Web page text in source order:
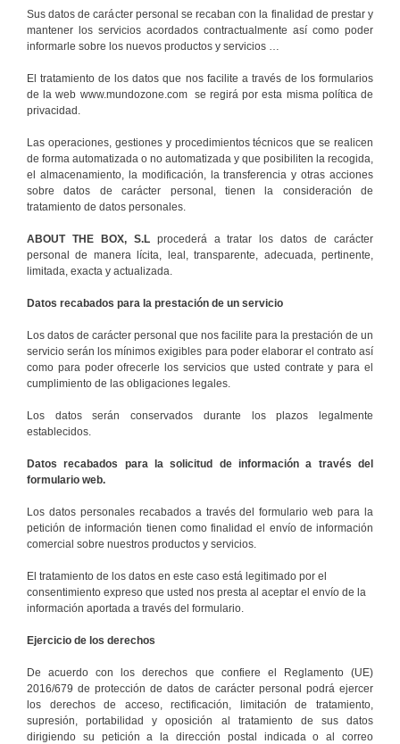
Sus datos de carácter personal se recaban con la finalidad de prestar y
mantener los servicios acordados contractualmente así como poder
informarle sobre los nuevos productos y servicios …
El tratamiento de los datos que nos facilite a través de los formularios
de la web www.mundozone.com se regirá por esta misma política de
privacidad.
Las operaciones, gestiones y procedimientos técnicos que se realicen
de forma automatizada o no automatizada y que posibiliten la recogida,
el almacenamiento, la modificación, la transferencia y otras acciones
sobre datos de carácter personal, tienen la consideración de
tratamiento de datos personales.
ABOUT THE BOX, S.L procederá a tratar los datos de carácter
personal de manera lícita, leal, transparente, adecuada, pertinente,
limitada, exacta y actualizada.
Datos recabados para la prestación de un servicio
Los datos de carácter personal que nos facilite para la prestación de un
servicio serán los mínimos exigibles para poder elaborar el contrato así
como para poder ofrecerle los servicios que usted contrate y para el
cumplimiento de las obligaciones legales.
Los datos serán conservados durante los plazos legalmente
establecidos.
Datos recabados para la solicitud de información a través del
formulario web.
Los datos personales recabados a través del formulario web para la
petición de información tienen como finalidad el envío de información
comercial sobre nuestros productos y servicios.
El tratamiento de los datos en este caso está legitimado por el
consentimiento expreso que usted nos presta al aceptar el envío de la
información aportada a través del formulario.
Ejercicio de los derechos
De acuerdo con los derechos que confiere el Reglamento (UE)
2016/679 de protección de datos de carácter personal podrá ejercer
los derechos de acceso, rectificación, limitación de tratamiento,
supresión, portabilidad y oposición al tratamiento de sus datos
dirigiendo su petición a la dirección postal indicada o al correo